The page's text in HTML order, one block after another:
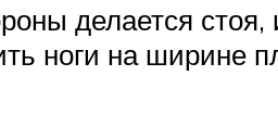
делается
ноги на ширине